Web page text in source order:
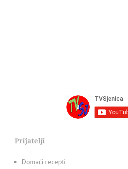
Prijatelji
Domaći recepti